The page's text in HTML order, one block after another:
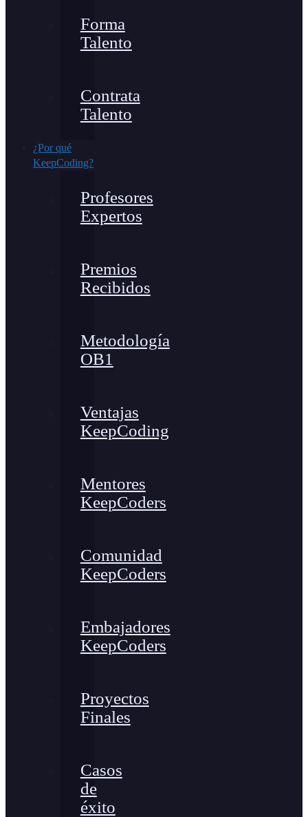
Forma
Talento
Contrata
Talento
¿Por qué
KeepCoding?
Profesores
Expertos
Premios
Recibidos
Metodología
OB1
Ventajas
KeepCoding
Mentores
KeepCoders
Comunidad
KeepCoders
Embajadores
KeepCoders
Proyectos
Finales
Casos
de
éxito